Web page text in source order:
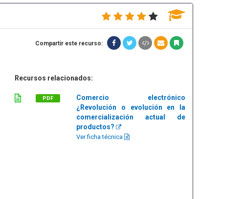
Compartir este recurso:
Recursos relacionados:
PDF
Comercio electrónico
¿Revolución o evolución en la
comercialización actual de
productos?
Ver ficha técnica